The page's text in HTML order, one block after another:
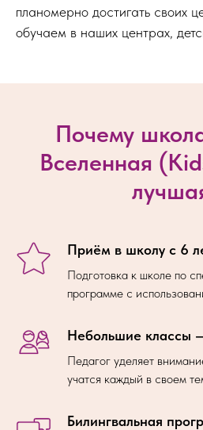
планомерно достигать своих
обучаем в наших центрах,
Почему
Вселенная
Приём в школу с 6
Подготовка к школе по
программе с
Небольшие классы
Педагог уделяет
учатся каждый в своем
Билингвальная